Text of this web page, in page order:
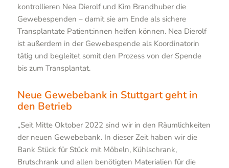
kontrollieren Nea Dierolf und Kim Brandhuber die
Gewebespenden – damit sie am Ende als sichere
Transplantate Patient:innen helfen können. Nea Dierolf
ist außerdem in der Gewebespende als Koordinatorin
tätig und begleitet somit den Prozess von der Spende
bis zum Transplantat.
Neue Gewebebank in Stuttgart geht in
den Betrieb
„Seit Mitte Oktober 2022 sind wir in den Räumlichkeiten
der neuen Gewebebank. In dieser Zeit haben wir die
Bank Stück für Stück mit Möbeln, Kühlschrank,
Brutschrank und allen benötigten Materialien für die